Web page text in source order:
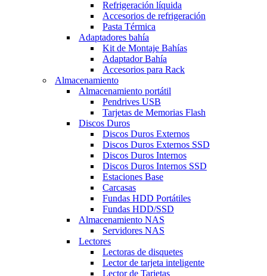
Refrigeración líquida
Accesorios de refrigeración
Pasta Térmica
Adaptadores bahía
Kit de Montaje Bahías
Adaptador Bahía
Accesorios para Rack
Almacenamiento
Almacenamiento portátil
Pendrives USB
Tarjetas de Memorias Flash
Discos Duros
Discos Duros Externos
Discos Duros Externos SSD
Discos Duros Internos
Discos Duros Internos SSD
Estaciones Base
Carcasas
Fundas HDD Portátiles
Fundas HDD/SSD
Almacenamiento NAS
Servidores NAS
Lectores
Lectoras de disquetes
Lector de tarjeta inteligente
Lector de Tarjetas